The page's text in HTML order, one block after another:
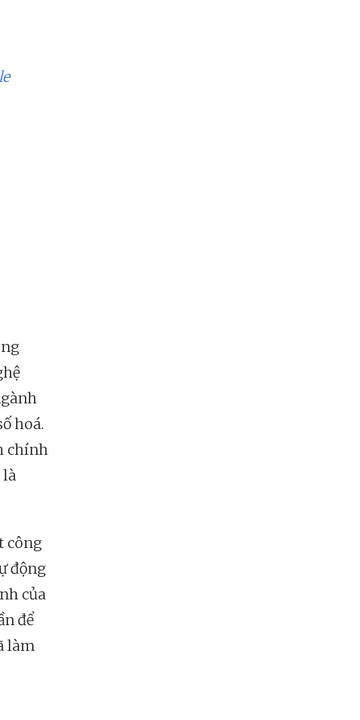
hoá.
chính
là
công
động
của
để
làm